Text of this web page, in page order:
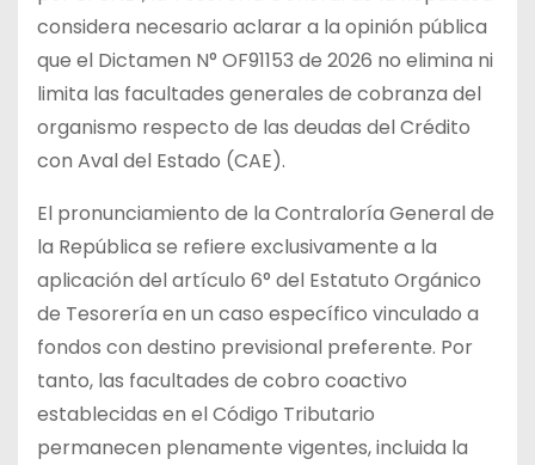
considera necesario aclarar a la opinión pública
que el Dictamen N° OF91153 de 2026 no elimina ni
limita las facultades generales de cobranza del
organismo respecto de las deudas del Crédito
con Aval del Estado (CAE).
El pronunciamiento de la Contraloría General de
la República se refiere exclusivamente a la
aplicación del artículo 6° del Estatuto Orgánico
de Tesorería en un caso específico vinculado a
fondos con destino previsional preferente. Por
tanto, las facultades de cobro coactivo
establecidas en el Código Tributario
permanecen plenamente vigentes, incluida la